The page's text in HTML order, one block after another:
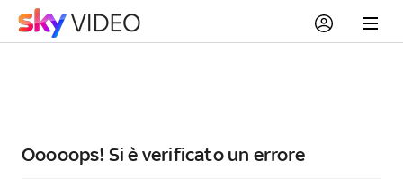
Ooooops! Si è verificato un errore